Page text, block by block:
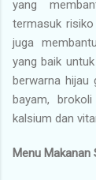
yang
termasuk
juga
yang baik
berwarna hijau
bayam,
kalsium dan
Menu Makanan